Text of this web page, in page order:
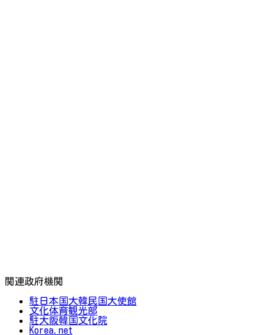
関連政府機関
駐日本国大韓民国大使館
文化体育観光部
駐大阪韓国文化院
Korea.net